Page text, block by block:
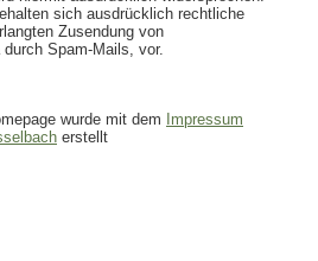
sich ausdrücklich rechtliche
Zusendung von
Spam-Mails, vor.
wurde mit dem
Impressum
erstellt